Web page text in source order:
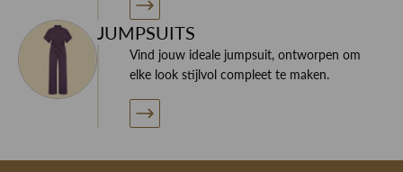
JUMPSUITS
Vind jouw ideale jumpsuit, ontworpen om
elke look stijlvol compleet te maken.